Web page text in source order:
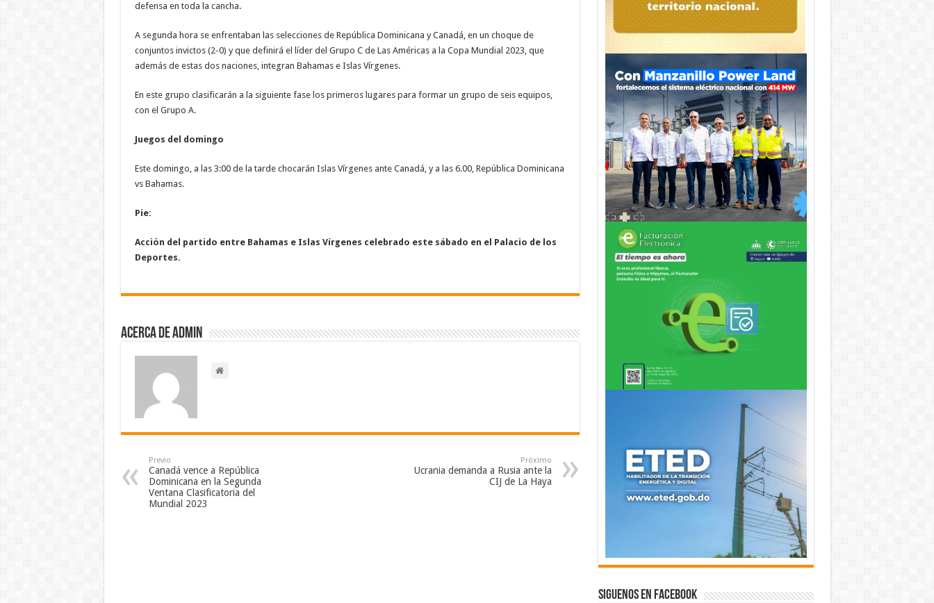
defensa en toda la cancha.
A segunda hora se enfrentaban las selecciones de República Dominicana y Canadá, en un choque de
conjuntos invictos (2-0) y que definirá el líder del Grupo C de Las Américas a la Copa Mundial 2023, que
además de estas dos naciones, integran Bahamas e Islas Vírgenes.
En este grupo clasificarán a la siguiente fase los primeros lugares para formar un grupo de seis equipos,
con el Grupo A.
Juegos del domingo
Este domingo, a las 3:00 de la tarde chocarán Islas Vírgenes ante Canadá, y a las 6.00, República Dominicana
vs Bahamas.
Pie:
Acción del partido entre Bahamas e Islas Vírgenes celebrado este sábado en el Palacio de los
Deportes.
Acerca de admin
Previo
Canadá vence a República
Dominicana en la Segunda
Ventana Clasificatoria del
Mundial 2023
Próximo
Ucrania demanda a Rusia ante la
CIJ de La Haya
Siguenos en Facebook